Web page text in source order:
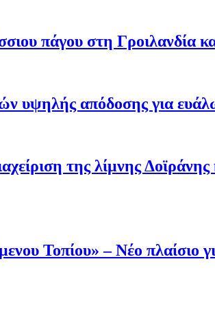
πάγου στη Γροιλανδία
υψηλής απόδοσης για
της λίμνης Δοϊράνης
Τοπίου» – Νέο πλαίσιο